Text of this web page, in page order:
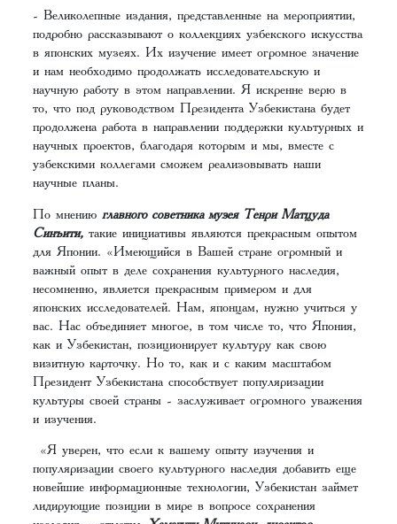
- Великолепные издания, представленные на мероприятии,
подробно рассказывают о коллекциях узбекского искусства
в японских музеях. Их изучение имеет огромное значение
и нам необходимо продолжать исследовательскую и
научную работу в этом направлении. Я искренне верю в
то, что под руководством Президента Узбекистана будет
продолжена работа в направлении поддержки культурных и
научных проектов, благодаря которым и мы, вместе с
узбекскими коллегами сможем реализовывать наши
научные планы.
По мнению главного советника музея Тенри Матцуда
Синъити, такие инициативы являются прекрасным опытом
для Японии. «Имеющийся в Вашей стране огромный и
важный опыт в деле сохранения культурного наследия,
несомненно, является прекрасным примером и для
японских исследователей. Нам, японцам, нужно учиться у
вас. Нас объединяет многое, в том числе то, что Япония,
как и Узбекистан, позиционирует культуру как свою
визитную карточку. Но то, как и с каким масштабом
Президент Узбекистана способствует популяризации
культуры своей страны - заслуживает огромного уважения
и изучения.
«Я уверен, что если к вашему опыту изучения и
популяризации своего культурного наследия добавить еще
новейшие информационные технологии, Узбекистан займет
лидирующие позиции в мире в вопросе сохранения